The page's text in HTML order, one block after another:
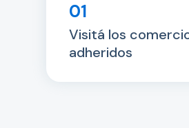
01
Visitá los
adheridos